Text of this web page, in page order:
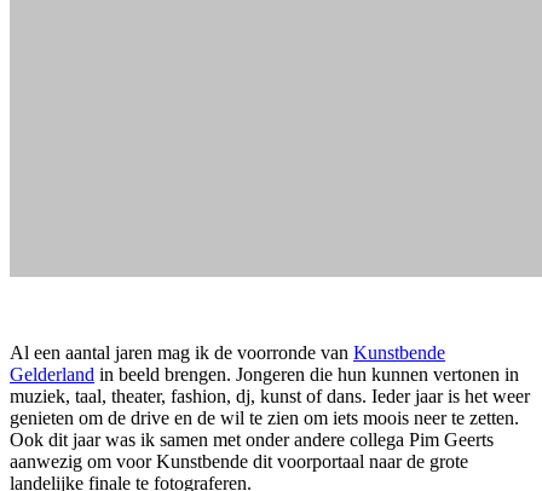
Al een aantal jaren mag ik de voorronde van Kunstbende
Gelderland in beeld brengen. Jongeren die hun kunnen vertonen in
muziek, taal, theater, fashion, dj, kunst of dans. Ieder jaar is het weer
genieten om de drive en de wil te zien om iets moois neer te zetten.
Ook dit jaar was ik samen met onder andere collega Pim Geerts
aanwezig om voor Kunstbende dit voorportaal naar de grote
landelijke finale te fotograferen.